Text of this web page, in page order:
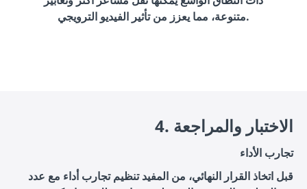
متنوعة، مما يعزز من تأثير الفيديو الترويجي.
4. الاختبار والمراجعة
تجارب الأداء
قبل اتخاذ القرار النهائي، من المفيد تنظيم تجارب أداء مع عدد